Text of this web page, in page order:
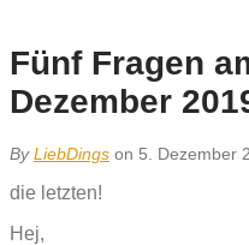
Fünf Fragen
Dezember
ByLiebDings on 5. Dezember
die letzten!
Hej,